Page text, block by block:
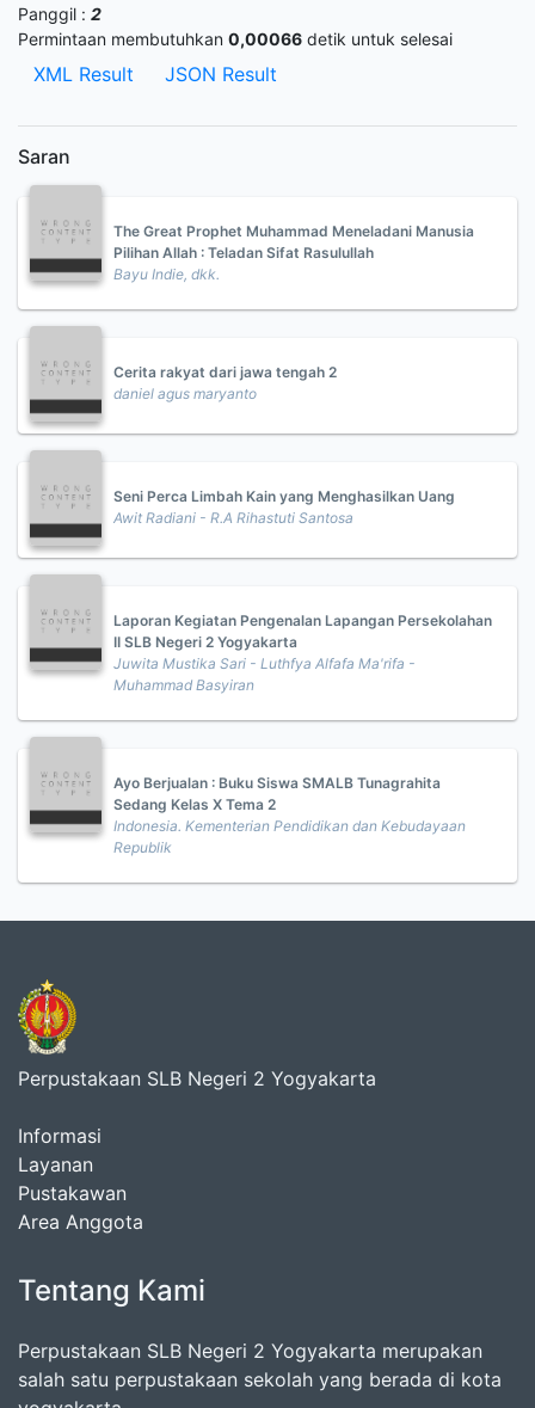
Panggil : 2
Permintaan membutuhkan 0,00066 detik untuk selesai
XML Result JSON Result
Saran
The Great Prophet Muhammad Meneladani Manusia
Pilihan Allah : Teladan Sifat Rasulullah
Bayu Indie, dkk.
Cerita rakyat dari jawa tengah 2
daniel agus maryanto
Seni Perca Limbah Kain yang Menghasilkan Uang
Awit Radiani - R.A Rihastuti Santosa
Laporan Kegiatan Pengenalan Lapangan Persekolahan
II SLB Negeri 2 Yogyakarta
Juwita Mustika Sari - Luthfya Alfafa Ma'rifa -
Muhammad Basyiran
Ayo Berjualan : Buku Siswa SMALB Tunagrahita
Sedang Kelas X Tema 2
Indonesia. Kementerian Pendidikan dan Kebudayaan
Republik
Perpustakaan SLB Negeri 2 Yogyakarta
Informasi
Layanan
Pustakawan
Area Anggota
Tentang Kami
Perpustakaan SLB Negeri 2 Yogyakarta merupakan
salah satu perpustakaan sekolah yang berada di kota